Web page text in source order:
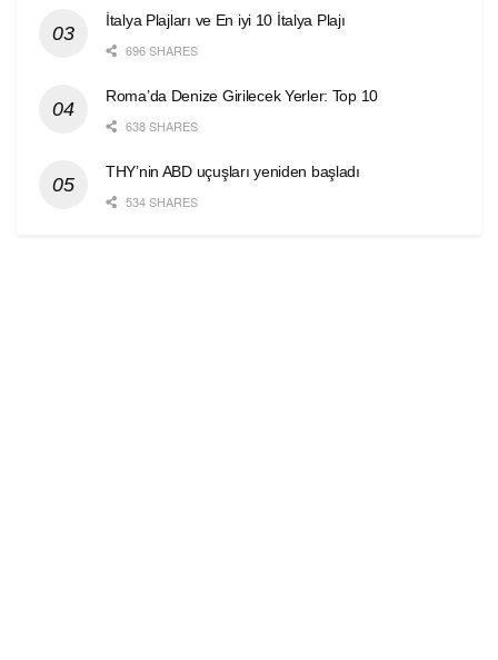
İtalya Plajları ve En iyi 10 İtalya Plajı
696 SHARES
Roma’da Denize Girilecek Yerler: Top 10
638 SHARES
THY’nin ABD uçuşları yeniden başladı
534 SHARES